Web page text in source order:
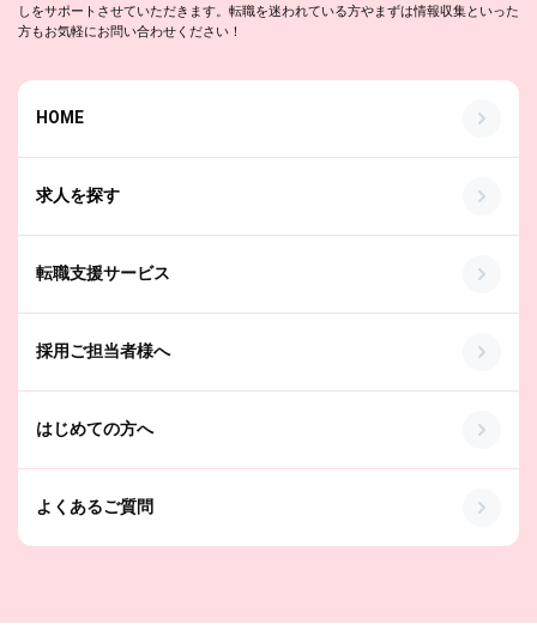
しをサポートさせていただきます。転職を迷われている方やまずは情報収集といった
方もお気軽にお問い合わせください！
HOME
求人を探す
転職支援サービス
採用ご担当者様へ
はじめての方へ
よくあるご質問